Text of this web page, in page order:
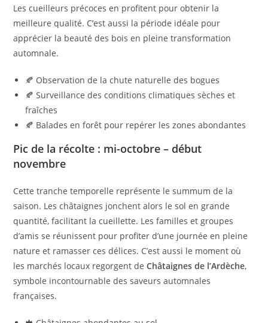
Les cueilleurs précoces en profitent pour obtenir la
meilleure qualité. C’est aussi la période idéale pour
apprécier la beauté des bois en pleine transformation
automnale.
🍂 Observation de la chute naturelle des bogues
🍂 Surveillance des conditions climatiques sèches et
fraîches
🍂 Balades en forêt pour repérer les zones abondantes
Pic de la récolte : mi-octobre – début
novembre
Cette tranche temporelle représente le summum de la
saison. Les châtaignes jonchent alors le sol en grande
quantité, facilitant la cueillette. Les familles et groupes
d’amis se réunissent pour profiter d’une journée en pleine
nature et ramasser ces délices. C’est aussi le moment où
les marchés locaux regorgent deChâtaignes de l’Ardèche,
symbole incontournable des saveurs automnales
françaises.